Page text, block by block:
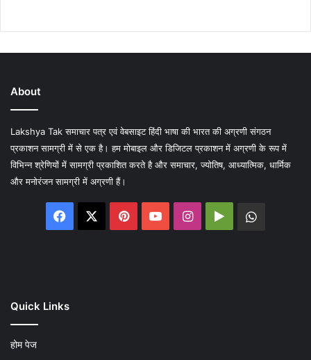
About
Lakshya Tak समाचार पत्र एवं वेबसाइट हिंदी भाषा की भारत की अग्रणी संगठन
प्रकाशन सामग्री में से एक है। हम मोबाइल और डिजिटल प्रकाशन में अग्रणी के रूप में
विभिन्न श्रेणियों में सामग्री प्रकाशित करते है और समाचार, ज्योतिष, आध्यात्मिक, धार्मिक
और मनोरंजन सामग्री में अग्रणी हैं।
Facebook PinterestYouTubeInstagram
Google
Quick Links
होम पेज